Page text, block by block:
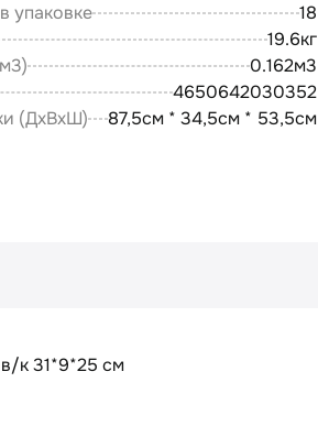
упаковке
18
19.6кг
0.162м3
4650642030352
(ДxВxШ)
87,5см * 34,5см * 53,5см
к 31*9*25 см